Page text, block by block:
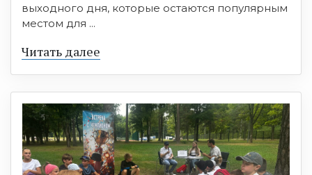
выходного дня, которые остаются популярным
местом для ...
Читать далее